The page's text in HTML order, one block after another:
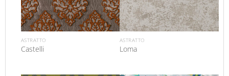
ASTRATTO
Castelli
ASTRATTO
Loma